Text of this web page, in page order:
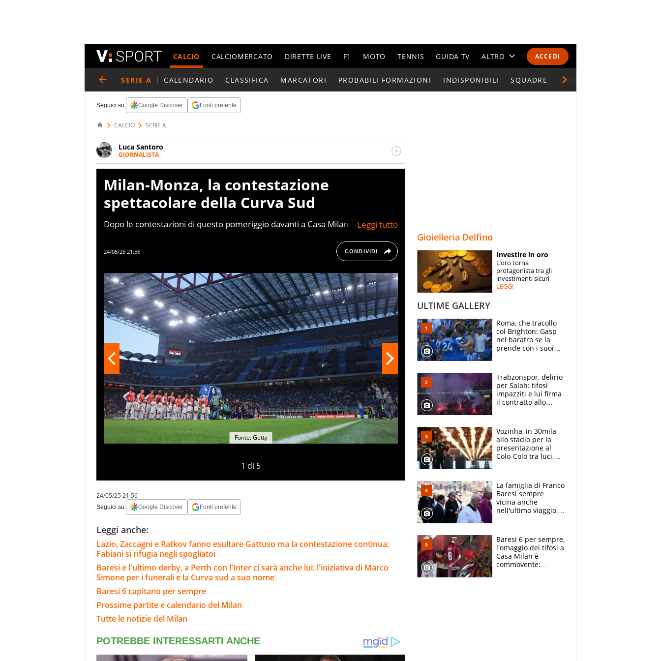
ACCEDI
CALCIO CALCIOMERCATO DIRETTE LIVE F1 MOTO TENNIS GUIDA TV ALTRO
CALENDARI E CLASSIFICHE
ESPERTI
CONTATTI
SERIE A CALENDARIO CLASSIFICA MARCATORI PROBABILI FORMAZIONI INDISPONIBILI SQUADRE GIOCATORI SERIE A
Seguici su: Google Discover Fonti preferite
CALCIO SERIE A
Luca Santoro
GIORNALISTA
Esperto di Motorsport ma, più in generale, appassionato di tutto ciò che sia Sport,
quattro ruote
Milan-Monza, la contestazione
spettacolare della Curva Sud
Dopo le contestazioni di questo pomeriggio davanti a Casa Milan, i tifosi
24/05/25 21:56 CONDIVIDI
1 di 5
Fonte: Getty
24/05/25 21:56
Seguici su: Google Discover Fonti preferite
Leggi anche:
Lazio, Zaccagni e Ratkov fanno esultare Gattuso ma la contestazione continua:
Fabiani si rifugia negli spogliatoi
Baresi e l'ultimo derby, a Perth con l'Inter ci sarà anche lui: l'iniziativa di Marco
Simone per i funerali e la Curva sud a suo nome
Baresi 6 capitano per sempre
Prossime partite e calendario del Milan
Tutte le notizie del Milan
Gioielleria Delfino
Investire in oro
L’oro torna
protagonista tra gli
investimenti sicuri
LEGGI
ULTIME GALLERY
Roma, che tracollo
col Brighton: Gasp
nel baratro se la
prende con i suoi
Trabzonspor, delirio
per Salah: tifosi
impazziti e lui firma
il contratto allo
Vozinha, in 30mila
allo stadio per la
presentazione al
Colo-Colo tra luci,
La famiglia di Franco
Baresi sempre
vicina anche
nell'ultimo viaggio,
circondati
dall'affetto dei tifosi
Baresi 6 per sempre,
l'omaggio dei tifosi a
Casa Milan è
commovente: